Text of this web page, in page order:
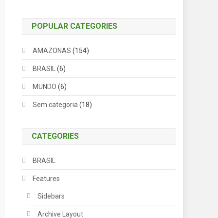
POPULAR CATEGORIES
AMAZONAS (154)
BRASIL (6)
MUNDO (6)
Sem categoria (18)
CATEGORIES
BRASIL
Features
Sidebars
Archive Layout